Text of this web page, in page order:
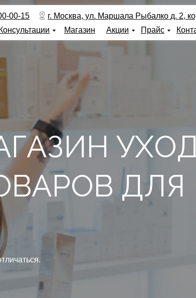
Магазин Акции Прайс
Консультации
г. Москва, ул. Маршала Рыбалко д. 2,
00-15
ДЛЯ